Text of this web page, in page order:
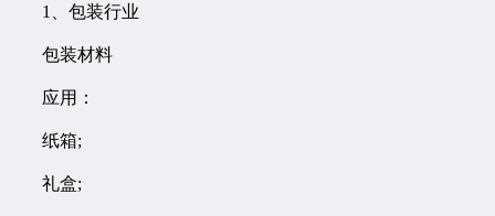
1、包装行业
包装材料
应用：
纸箱;
礼盒;